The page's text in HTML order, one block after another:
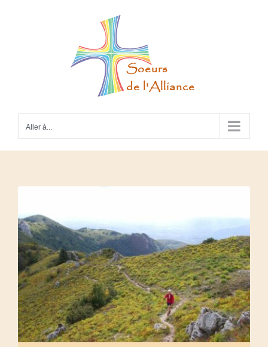
Aller à...